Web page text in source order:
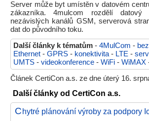
Server může byt umístěn v datovém
zákazníka. 4mulcom rozdělí
nezávislých kanálů GSM, serverová
dat do původního toku.
Další články k tématům - 4MulCom -
Ethernet - GPRS - konektivita- LTE -
UMTS - videokonference - WiFi - WiMAX
Článek CertiCon a.s. ze dne úterý 16.
Další články od CertiCon a.s.
C hytré plánování výroby za podpory